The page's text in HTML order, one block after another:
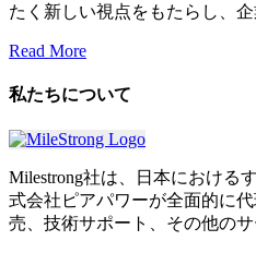
たく新しい視点をもたらし、
Read More
私たちについて
Milestrong社は、日本における
式会社ピアパワーが全面的に
売、技術サポート、その他のサ